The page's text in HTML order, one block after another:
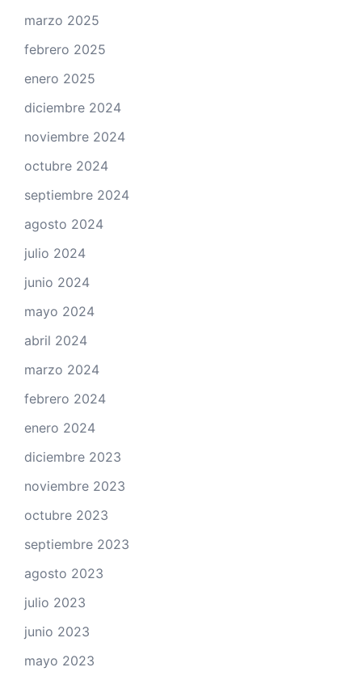
marzo 2025
febrero 2025
enero 2025
diciembre 2024
noviembre 2024
octubre 2024
septiembre 2024
agosto 2024
julio 2024
junio 2024
mayo 2024
abril 2024
marzo 2024
febrero 2024
enero 2024
diciembre 2023
noviembre 2023
octubre 2023
septiembre 2023
agosto 2023
julio 2023
junio 2023
mayo 2023